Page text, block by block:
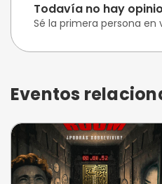
Todavía no hay
Sé la primera persona en
Eventos